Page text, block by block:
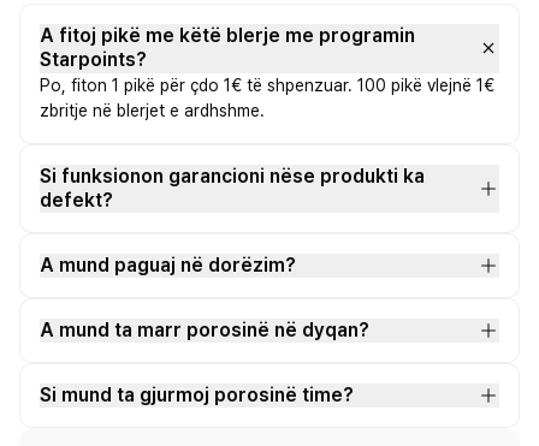
A fitoj pikë me këtë blerje me programin
Starpoints?
Po, fiton 1 pikë për çdo 1€ të shpenzuar. 100 pikë vlejnë 1€
zbritje në blerjet e ardhshme.
Si funksionon garancioni nëse produkti ka
defekt?
A mund paguaj në dorëzim?
A mund ta marr porosinë në dyqan?
Si mund ta gjurmoj porosinë time?